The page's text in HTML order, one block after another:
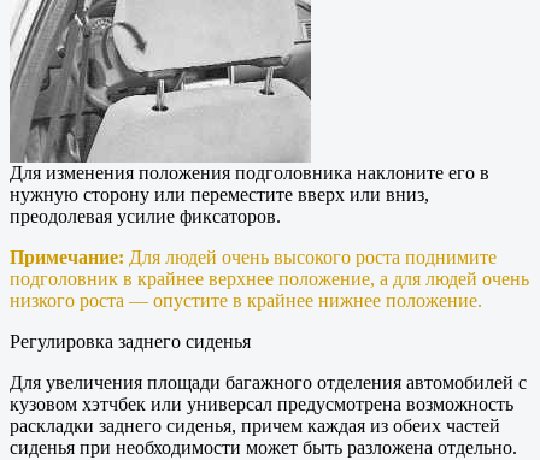
Для изменения положения подголовника наклоните его в
нужную сторону или переместите вверх или вниз,
преодолевая усилие фиксаторов.
Примечание: Для людей очень высокого роста поднимите
подголовник в крайнее верхнее положение, а для людей очень
низкого роста — опустите в крайнее нижнее положение.
Регулировка заднего сиденья
Для увеличения площади багажного отделения автомобилей с
кузовом хэтчбек или универсал предусмотрена возможность
раскладки заднего сиденья, причем каждая из обеих частей
сиденья при необходимости может быть разложена отдельно.